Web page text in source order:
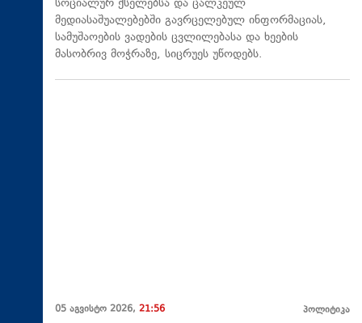
სოციალურ ქსელებსა და ცალკეულ
მედიასაშუალებებში გავრცელებულ ინფორმაციას,
სამუშაოების ვადების ცვლილებასა და ხეების
მასობრივ მოჭრაზე, სიცრუეს უწოდებს.
05 აგვისტო 2026, 21:56 პოლიტიკა